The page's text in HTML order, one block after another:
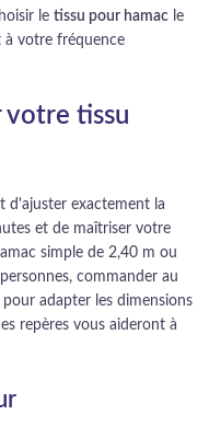
le tissu pour hamac le
à votre fréquence
votre tissu
d'ajuster exactement la
et de maîtriser votre
simple de 2,40 m ou
commander au
adapter les dimensions
repères vous aideront à